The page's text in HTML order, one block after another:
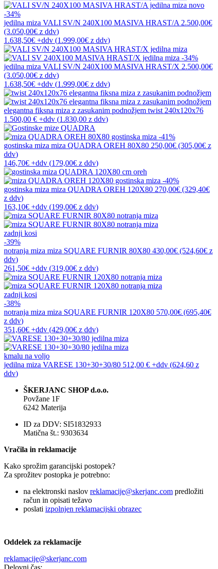
novo
-34%
jedilna miza VALI SV/N 240X100 MASIVA HRAST/A 2.500,00€
(3.050,00€ z ddv)
1.638,50€ +ddv (1.999,00€ z ddv)
-34%
jedilna miza VALI SV/N 240X100 MASIVA HRAST/X 2.500,00€
(3.050,00€ z ddv)
1.638,50€ +ddv (1.999,00€ z ddv)
elegantna fiksna miza z zasukanim podnožjem twist 240x120x76
1.500,00 € +ddv (1.830,00 z ddv)
-41%
gostinska miza miza QUADRA OREH 80X80 250,00€ (305,00€ z
ddv)
146,70€ +ddv (179,00€ z ddv)
-40%
gostinska miza miza QUADRA OREH 120X80 270,00€ (329,40€
z ddv)
163,10€ +ddv (199,00€ z ddv)
zadnji kosi
-39%
notranja miza miza SQUARE FURNIR 80X80 430,00€ (524,60€ z
ddv)
261,50€ +ddv (319,00€ z ddv)
zadnji kosi
-38%
notranja miza miza SQUARE FURNIR 120X80 570,00€ (695,40€
z ddv)
351,60€ +ddv (429,00€ z ddv)
kmalu na voljo
jedilna miza VARESE 130+30+30/80 512,00 € +ddv (624,60 z
ddv)
ŠKERJANC SHOP d.o.o.
Povžane 1F
6242 Materija
ID za DDV: SI51832933
Matična št.: 9303634
Vračila in reklamacije
Kako sprožim garancijski postopek?
Za sprožitev postopka je potrebno:
na elektronski naslov reklamacije@skerjanc.com predložiti
račun in opisati težavo
poslati izpolnjen reklamacijski obrazec
Oddelek za reklamacije
reklamacije@skerjanc.com
Delovni čas: